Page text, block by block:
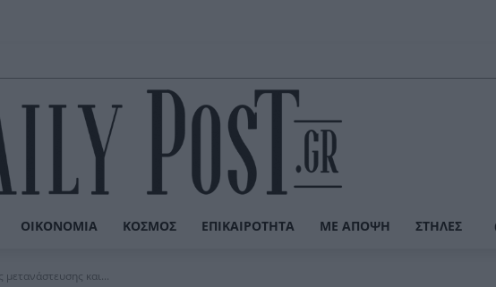
ΟΙΚΟΝΟΜΊΑ ΚΌΣΜΟΣ ΕΠΙΚΑΙΡΌΤΗΤΑ ΜΕ ΆΠΟΨΗ ΣΤΉΛΕΣ
και...